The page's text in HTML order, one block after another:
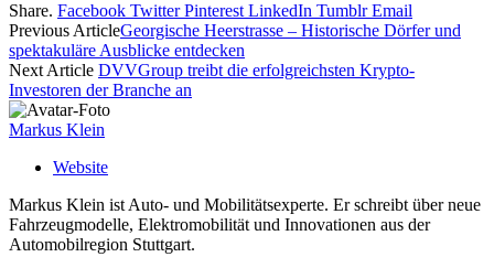
Share. Facebook Twitter Pinterest LinkedIn Tumblr Email
Previous ArticleGeorgische Heerstrasse – Historische Dörfer und
spektakuläre Ausblicke entdecken
Next Article DVVGroup treibt die erfolgreichsten Krypto-
Investoren der Branche an
Markus Klein
Website
Markus Klein ist Auto- und Mobilitätsexperte. Er schreibt über neue
Fahrzeugmodelle, Elektromobilität und Innovationen aus der
Automobilregion Stuttgart.